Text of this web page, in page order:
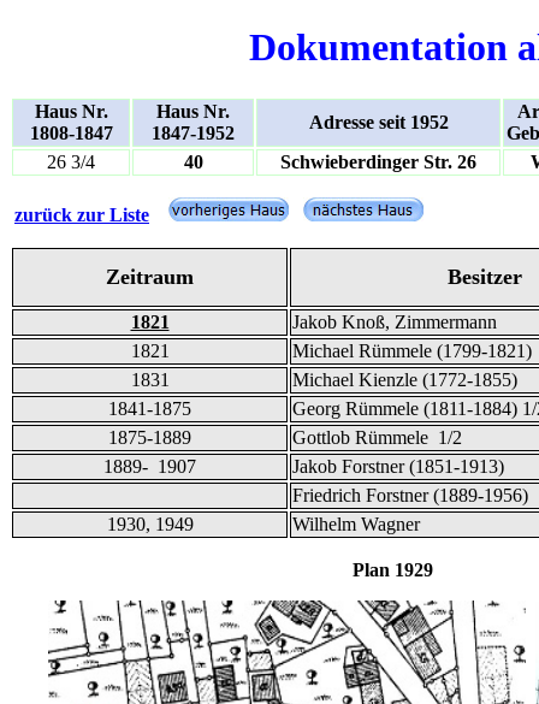
Dokumentation
Haus Nr.
1808-1847
Haus Nr.
1847-1952
Adresse seit 1952
26 3/4
40 Schwieberdinger Str. 26
zurück zur Liste
Zeitraum Besitzer
1821
Jakob Knoß, Zimmermann
1821
Michael Rümmele (1799-1821)
1831
Michael Kienzle (1772-1855)
1841-1875
Georg Rümmele (1811-1884)
1875-1889
Gottlob Rümmele 1/2
1889- 1907
Jakob Forstner (1851-1913)
Friedrich Forstner (1889-1956)
1930, 1949
Wilhelm Wagner
Plan